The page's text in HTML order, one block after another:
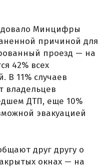
Минцифры
причиной для
проезд — на
42% всех
В 11% случаев
владельцев
ДТП, еще 10%
эвакуацией
друг другу о
окнах — на